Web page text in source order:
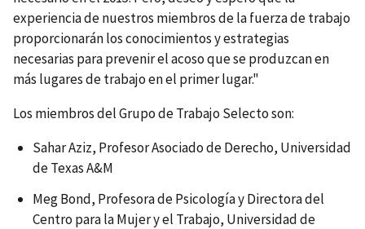
experiencia de nuestros miembros de la fuerza de trabajo
proporcionarán los conocimientos y estrategias
necesarias para prevenir el acoso que se produzcan en
más lugares de trabajo en el primer lugar."
Los miembros del Grupo de Trabajo Selecto son:
Sahar Aziz, Profesor Asociado de Derecho, Universidad
de Texas A&M
Meg Bond, Profesora de Psicología y Directora del
Centro para la Mujer y el Trabajo, Universidad de